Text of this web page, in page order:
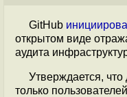
GitHub
открытом виде
аудита
Утверждается,
только